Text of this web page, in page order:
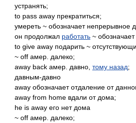
устранять;
to pass away прекратиться;
умереть ~ обозначает непрерывное
он продолжал работать ~
to give away подарить ~
~ off амер. далеко;
away back амер. давно, тому назад;
давным-давно
away обозначает отдаление от
away from home вдали от дома;
he is away его нет дома
~ off амер. далеко;